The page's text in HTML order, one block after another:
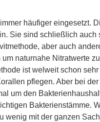
häufiger eingesetzt.
Sie sind schließlich auch
aber auch
naturnahe Nitratwerte
ist welweit schon
pflegen. Aber bei
um den
Bakterienstämme.
wenig mit der ganzen